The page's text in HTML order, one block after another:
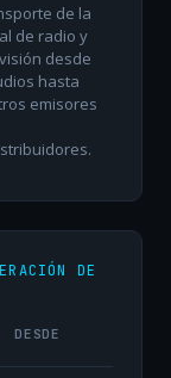
de la
de radio y
desde
hasta
emisores
DE
DESDE